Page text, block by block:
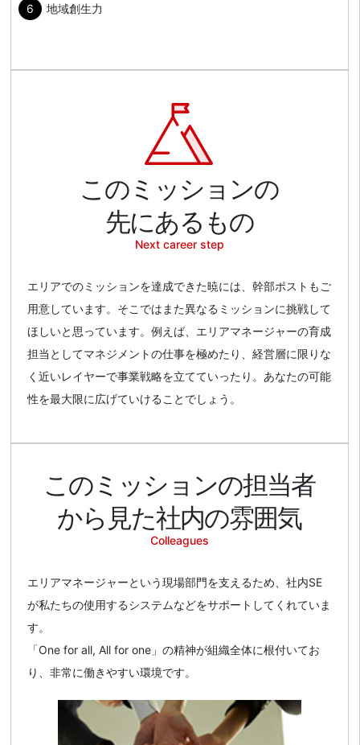
地域創生力
このミッションの
先にあるもの
Next career step
エリアでのミッションを達成できた暁には、幹部ポストもご
用意しています。そこではまた異なるミッションに挑戦して
ほしいと思っています。例えば、エリアマネージャーの育成
担当としてマネジメントの仕事を極めたり、経営層に限りな
く近いレイヤーで事業戦略を立てていったり。あなたの可能
性を最大限に広げていけることでしょう。
このミッションの担当者
から見た社内の雰囲気
Colleagues
エリアマネージャーという現場部門を支えるため、社内SE
が私たちの使用するシステムなどをサポートしてくれていま
す。
「One for all, All for one」の精神が組織全体に根付いてお
り、非常に働きやすい環境です。